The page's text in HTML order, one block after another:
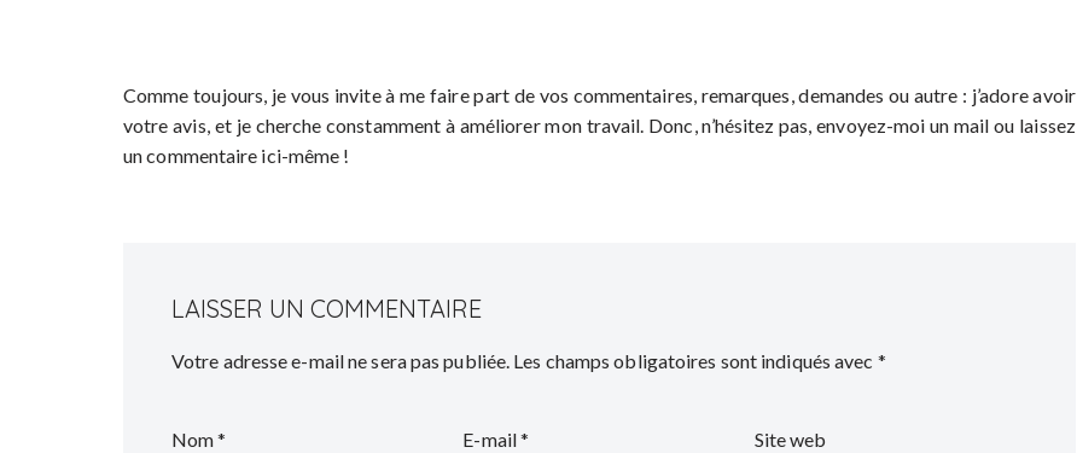
Comme toujours, je vous invite à me faire part de vos commentaires, remarques, demandes ou autre : j’adore avoir
votre avis, et je cherche constamment à améliorer mon travail. Donc, n’hésitez pas, envoyez-moi un mail ou laissez
un commentaire ici-même !
LAISSER UN COMMENTAIRE
Votre adresse e-mail ne sera pas publiée. Les champs obligatoires sont indiqués avec *
Nom* E-mail* Site web